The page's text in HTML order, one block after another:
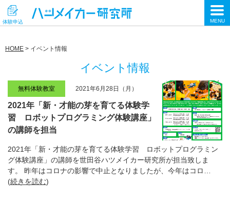
HOME > イベント情報
イベント情報
無料体験教室 2021年6月28日（月）
2021年「新・才能の芽を育てる体験学
習 ロボットプログラミング体験講座」
の講師を担当
2021年「新・才能の芽を育てる体験学習 ロボットプログラミン
グ体験講座」の講師を世田谷ハツメイカー研究所が担当致しま
す。 昨年はコロナの影響で中止となりましたが、今年はコロ…
(続きを読む)